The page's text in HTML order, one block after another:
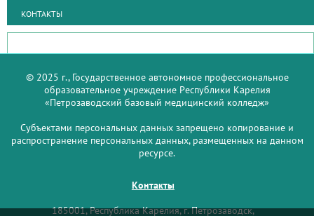
КОНТАКТЫ
© 2025 г., Государственное автономное профессиональное
образовательное учреждение Республики Карелия
«Петрозаводский базовый медицинский колледж»
Субъектами персональных данных запрещено копирование и
распространение персональных данных, размещенных на данном
ресурсе.
Контакты
185001, Республика Карелия, г. Петрозаводск,